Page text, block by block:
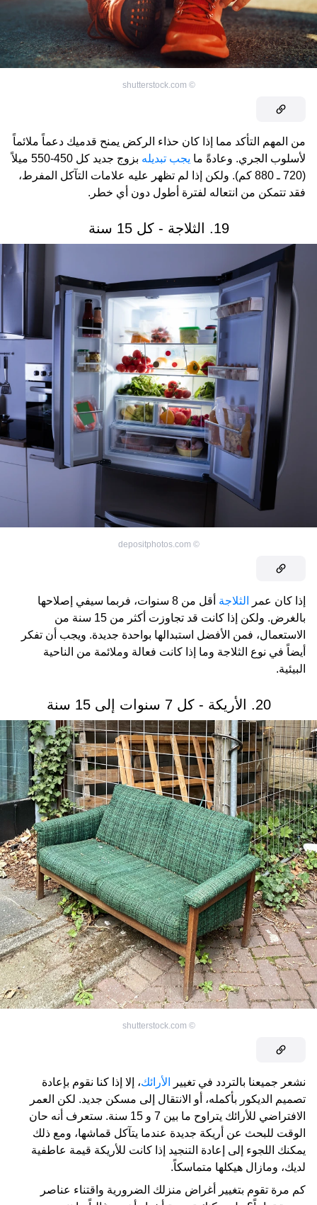
©
shutterstock.com
من المهم التأكد مما إذا كان حذاء الركض يمنح قدميك دعماً ملائماً
لأسلوب الجري. وعادةً ما يجب تبديله
بزوج جديد كل 450-550 ميلاً
(720 ـ 880 كم). ولكن إذا لم تظهر عليه علامات التآكل المفرط،
فقد تتمكن من انتعاله لفترة أطول دون أي خطر.
19. الثلاجة - كل 15 سنة
©
depositphotos.com
إذا كان عمر الثلاجة
أقل من 8 سنوات، فربما سيفي إصلاحها
بالغرض. ولكن إذا كانت قد تجاوزت أكثر من 15 سنة من
الاستعمال، فمن الأفضل استبدالها بواحدة جديدة. ويجب أن تفكر
أيضاً في نوع الثلاجة وما إذا كانت فعالة وملائمة من الناحية
البيئية.
20. الأريكة - كل 7 سنوات إلى 15 سنة
©
shutterstock.com
نشعر جميعنا بالتردد في تغيير الأرائك، إلا إذا كنا نقوم بإعادة
تصميم الديكور بأكمله، أو الانتقال إلى مسكن جديد. لكن العمر
الافتراضي للأرائك يتراوح ما بين 7 و 15 سنة. ستعرف أنه حان
الوقت للبحث عن أريكة جديدة عندما يتآكل قماشها، ومع ذلك
يمكنك اللجوء إلى إعادة التنجيد إذا كانت للأريكة قيمة عاطفية
لديك، ومازال هيكلها متماسكاً.
كم مرة تقوم بتغيير أغراض منزلك الضرورية واقتناء عناصر